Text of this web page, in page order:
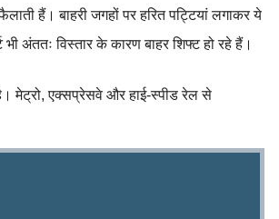
हैं। बाहरी जगहों पर हरित पट्टियां लगाकर ये
भी अंततः विस्तार के कारण बाहर शिफ्ट हो रहे हैं।
है। मेट्रो, एक्सप्रेसवे और हाई-स्पीड रेल से